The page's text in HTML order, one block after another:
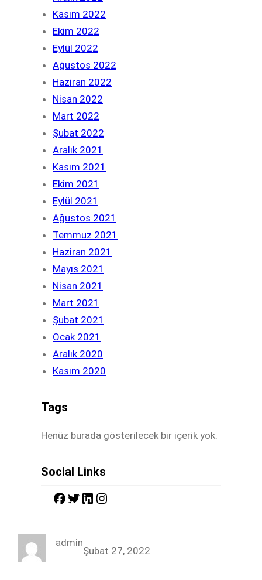
Kasım 2022
Ekim 2022
Eylül 2022
Ağustos 2022
Haziran 2022
Nisan 2022
Mart 2022
Şubat 2022
Aralık 2021
Kasım 2021
Ekim 2021
Eylül 2021
Ağustos 2021
Temmuz 2021
Haziran 2021
Mayıs 2021
Nisan 2021
Mart 2021
Şubat 2021
Ocak 2021
Aralık 2020
Kasım 2020
Tags
Henüz burada gösterilecek bir içerik yok.
Social Links
F
e
T
t
L
k
t
admin
Şubat 27, 2022